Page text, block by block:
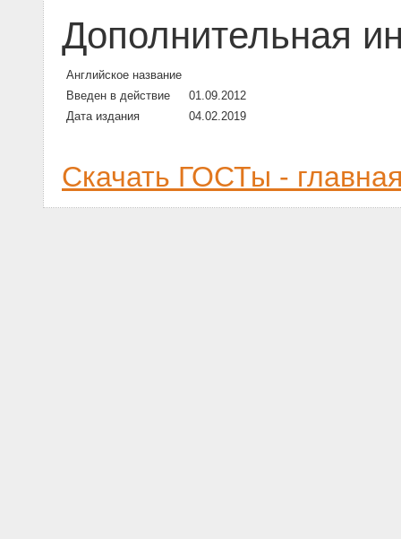
Дополнительная
Английское название
Введен в действие
01.09.2012
Дата издания
04.02.2019
Скачать ГОСТы -